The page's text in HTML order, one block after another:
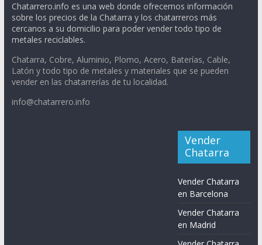
Chatarrero.info es una web donde ofrecemos información
sobre los precios de la Chatarra y los chatarreros más
cercanos a su domicilio para poder vender todo tipo de
metales reciclables.
Chatarra, Cobre, Aluminio, Plomo, Acero, Baterías, Cable,
Latón y todo tipo de metales y materiales que se pueden
vender en las chatarrerías de tu localidad.
info@chatarrero.info
Vender
Chatarra
Vender Chatarra
en Barcelona
Vender Chatarra
en Madrid